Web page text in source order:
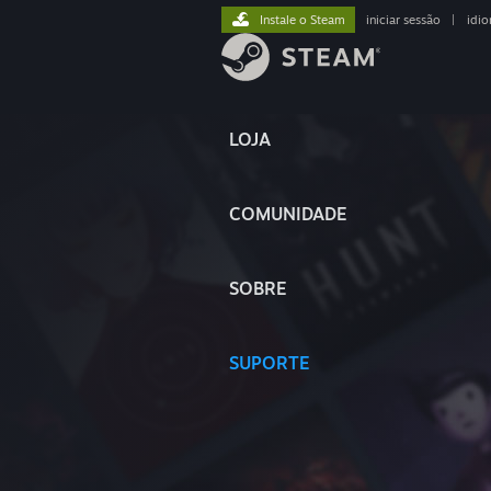
LOJA
COMUNIDADE
SOBRE
SUPORTE
Instale o Steam iniciar sessão